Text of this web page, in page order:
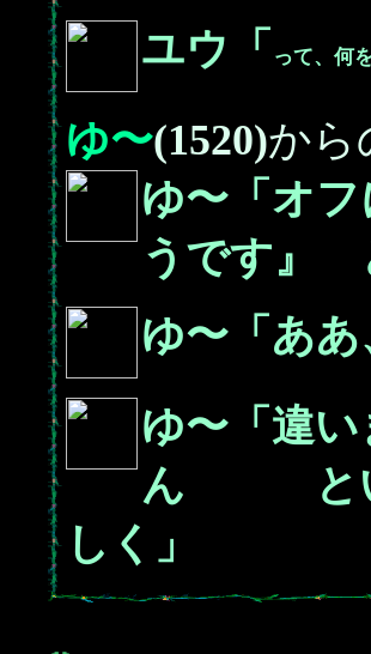
ユウ「
って、何
ゆ〜(1520)から
ゆ〜「オ
うです』
ゆ〜「あ
ゆ〜「違
ん とい
しく」